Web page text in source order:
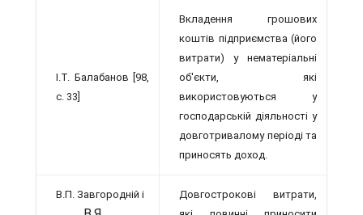
І.Т. Балабанов [98,
с. 33]
Вкладення грошових
коштів підпри­ємства (його
витрати) у нематеріальні
об'єкти, які
використовуються у
госпо­дарській діяльності у
довготривалому пе­ріоді та
приносять доход.
В.П. Завгородній і
Довгострокові витрати,